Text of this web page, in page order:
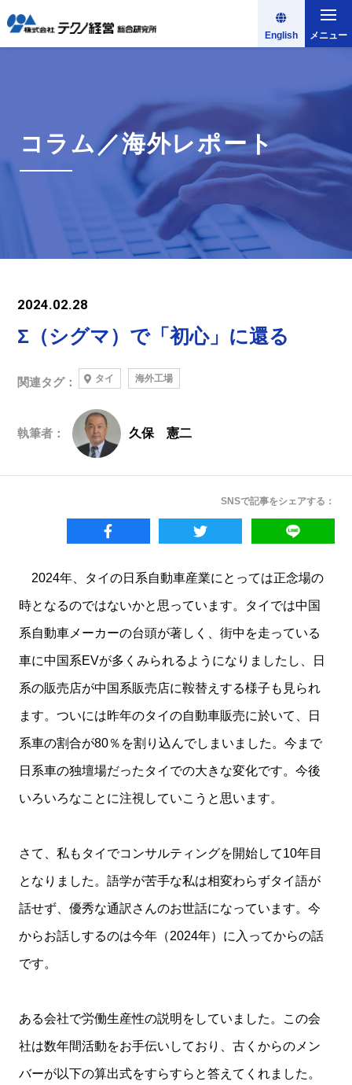
English メニュー
コラム／海外レポート
2024.02.28
Σ（シグマ）で「初心」に還る
関連タグ： タイ 海外工場
執筆者： 久保 憲二
SNSで記事をシェアする：
2024年、タイの日系自動車産業にとっては正念場の
時となるのではないかと思っています。タイでは中国
系自動車メーカーの台頭が著しく、街中を走っている
車に中国系EVが多くみられるようになりましたし、日
系の販売店が中国系販売店に鞍替えする様子も見られ
ます。ついには昨年のタイの自動車販売に於いて、日
系車の割合が80％を割り込んでしまいました。今まで
日系車の独壇場だったタイでの大きな変化です。今後
いろいろなことに注視していこうと思います。
さて、私もタイでコンサルティングを開始して10年目
となりました。語学が苦手な私は相変わらずタイ語が
話せず、優秀な通訳さんのお世話になっています。今
からお話しするのは今年（2024年）に入ってからの話
です。
ある会社で労働生産性の説明をしていました。この会
社は数年間活動をお手伝いしており、古くからのメン
バーが以下の算出式をすらすらと答えてくれました。